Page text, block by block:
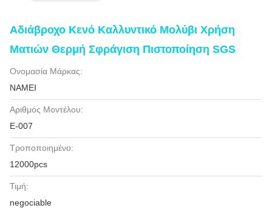
Αδιάβροχο Κενό Καλλυντικό Μολύβι Χρήση
Ματιών Θερμή Σφράγιση Πιστοποίηση SGS
Ονομασία Μάρκας:
NAMEI
Αριθμός Μοντέλου:
Ε-007
Τροποποιημένο:
12000pcs
Τιμή:
negociable